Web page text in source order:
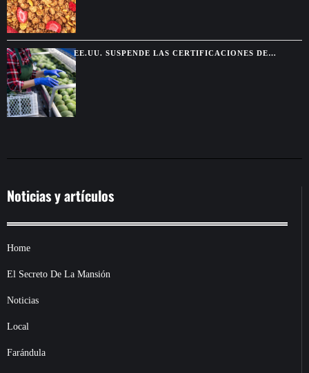
EE.UU. SUSPENDE LAS CERTIFICACIONES DE
AGUACATE EN MICHOACÁN POR UNA AMENAZA DE
SEGURIDAD
Noticias y artículos
Home
El Secreto De La Mansión
Noticias
Local
Farándula